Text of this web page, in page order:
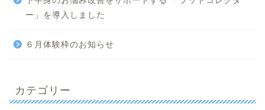
ー」を導入しました
６月体験枠のお知らせ
カテゴリー